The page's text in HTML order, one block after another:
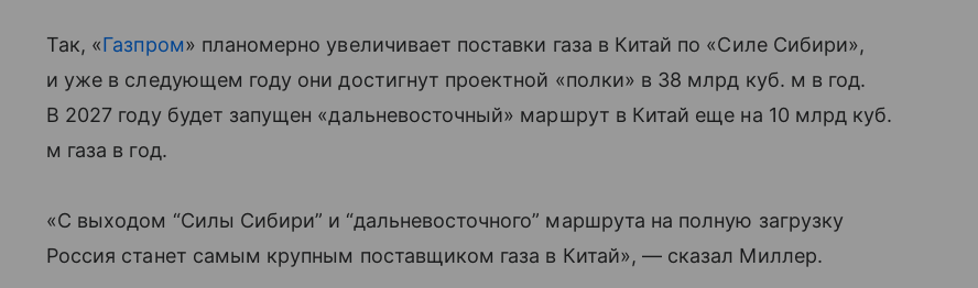
Так, «Газпром» планомерно увеличивает поставки газа в Китай по «Силе Сибири»,
и уже в следующем году они достигнут проектной «полки» в 38 млрд куб. м в год.
В 2027 году будет запущен «дальневосточный» маршрут в Китай еще на 10 млрд куб.
м газа в год.
«С выходом “Силы Сибири” и “дальневосточного” маршрута на полную загрузку
Россия станет самым крупным поставщиком газа в Китай», — сказал Миллер.